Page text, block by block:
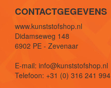
CONTACTGEGEVENS
www.kunststofshop.nl
Didamseweg 148
6902 PE - Zevenaar
E-mail: info@kunststofshop.nl
Telefoon: +31 (0) 316 241 994